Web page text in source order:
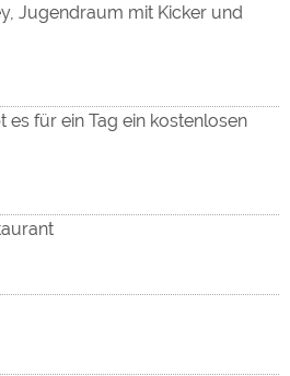
Jugendraum mit Kicker und
es für ein Tag ein kostenlosen